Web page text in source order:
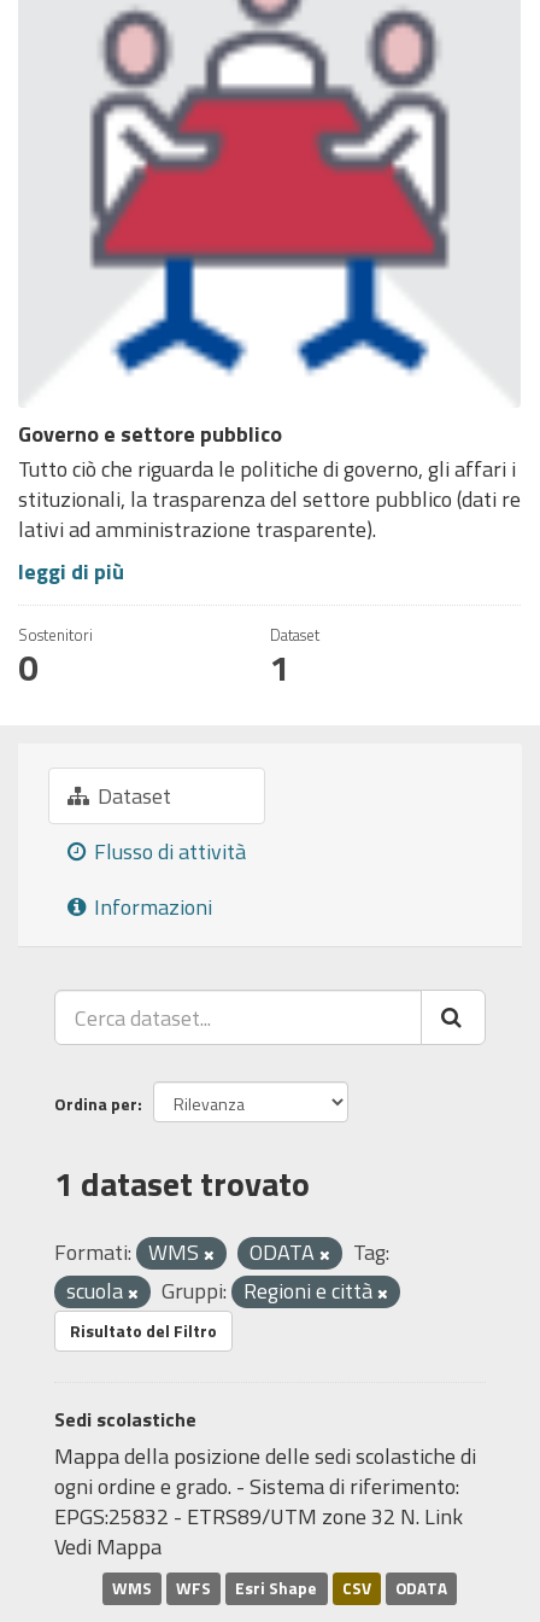
Governo e settore pubblico
Tutto ciò che riguarda le politiche di governo, gli affari i
stituzionali, la trasparenza del settore pubblico (dati re
lativi ad amministrazione trasparente).
leggi di più
Sostenitori
0
Dataset
1
Dataset
Flusso di attività
Informazioni
Ordina per
1 dataset trovato
Formati: WMS ODATA
Tag:
scuola
Gruppi: Regioni e città
Risultato del Filtro
Sedi scolastiche
Mappa della posizione delle sedi scolastiche di
ogni ordine e grado. - Sistema di riferimento:
EPGS:25832 - ETRS89/UTM zone 32 N. Link
Vedi Mappa
WMS WFS Esri Shape CSV ODATA